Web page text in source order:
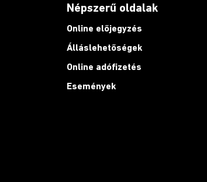
Népszerű oldalak
Online előjegyzés
Álláslehetőségek
Online adófizetés
Események